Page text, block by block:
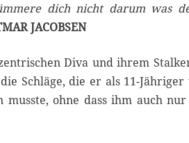
dich nicht darum was
JACOBSEN
Diva und ihrem
Schläge, die er als 11-Jähriger
musste, ohne dass ihm auch